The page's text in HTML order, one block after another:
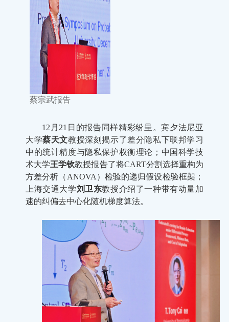
蔡宗武报告
12 月 21 日的报告同样精彩纷呈。宾夕法尼亚
大学蔡天文教授深刻揭示了差分隐私下联邦学习
中的统计精度与隐私保护权衡理论；中国科学技
术大学王学钦教授报告了将CART分割选择重构为
方差分析（ ANOVA ）检验的递归假设检验框架；
上海交通大学刘卫东教授介绍了一种带有动量加
速的纠偏去中心化随机梯度算法。